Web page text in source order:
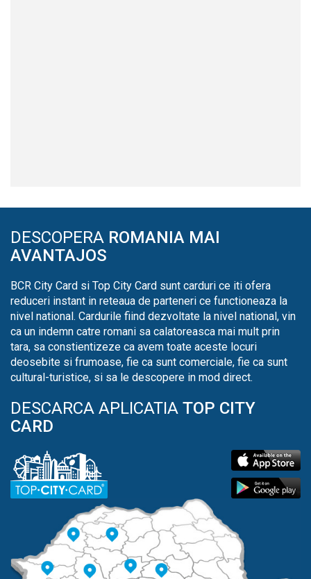
DESCOPERA ROMANIA MAI
AVANTAJOS
BCR City Card si Top City Card sunt carduri ce iti ofera
reduceri instant in reteaua de parteneri ce functioneaza la
nivel national. Cardurile fiind dezvoltate la nivel national, vin
ca un indemn catre romani sa calatoreasca mai mult prin
tara, sa constientizeze ca avem toate aceste locuri
deosebite si frumoase, fie ca sunt comerciale, fie ca sunt
cultural-turistice, si sa le descopere in mod direct.
DESCARCA APLICATIA TOP CITY
CARD